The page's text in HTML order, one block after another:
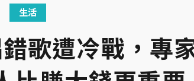
生活
歌遭冷戰，專